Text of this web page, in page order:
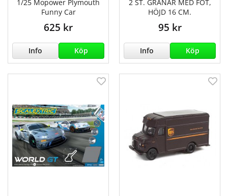
1/25 Mopower Plymouth
Funny Car
625 kr
Info Köp
2 ST. GRANAR MED FOT,
HÖJD 16 CM.
95 kr
Info Köp